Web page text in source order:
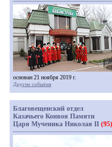
основан 21 ноября 2019 г.
Другие события
Благовещенский отдел
Казачьего Конвоя Памяти
Царя Мученика Николая II (95)